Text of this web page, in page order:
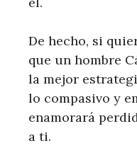
De hecho, si
que un hombre
la mejor
lo compasivo y
enamorará
a ti.